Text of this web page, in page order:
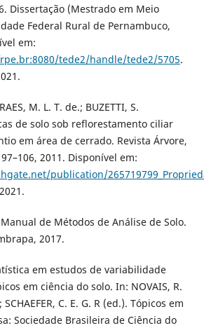
Dissertação (Mestrado em Meio
Federal Rural de Pernambuco,
em:
tede2/handle/tede2/5705.
M. L. T. de.; BUZETTI, S.
de solo sob reflorestamento ciliar
em área de cerrado. Revista Árvore,
2011. Disponível em:
publication/
Manual de Métodos de Análise de Solo.
2017.
em estudos de variabilidade
em ciência do solo. In: NOVAIS, R.
SCHAEFER, C. E. G. R (ed.). Tópicos em
Sociedade Brasileira de Ciência do